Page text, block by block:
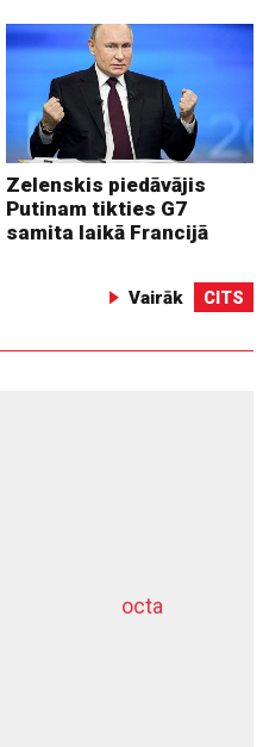
Zelenskis piedāvājis
Putinam tikties G7
samita laikā Francijā
Vairāk CITS
octa
dziļurbums